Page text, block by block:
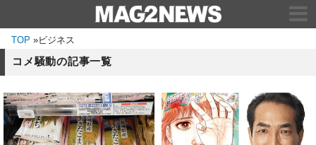
TOP »ビジネス
コメ騒動の記事一覧